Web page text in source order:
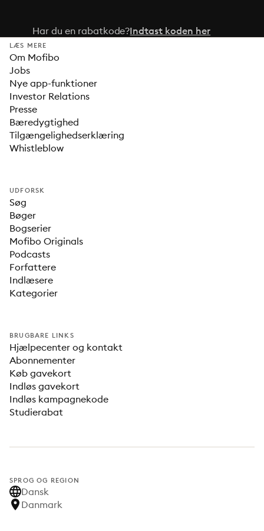
Har du en rabatkode?Indtast koden her
LÆS MERE
Om Mofibo
Jobs
Nye app-funktioner
Investor Relations
Presse
Bæredygtighed
Tilgængelighedserklæring
Whistleblow
UDFORSK
Søg
Bøger
Bogserier
Mofibo Originals
Podcasts
Forfattere
Indlæsere
Kategorier
BRUGBARE LINKS
Hjælpecenter og kontakt
Abonnementer
Køb gavekort
Indløs gavekort
Indløs kampagnekode
Studierabat
SPROG OG REGION
Dansk
Danmark